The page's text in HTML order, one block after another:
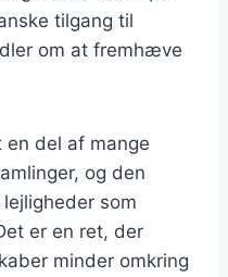
tilgang til
om at fremhæve
del af mange
og den
som
er en ret, der
minder omkring